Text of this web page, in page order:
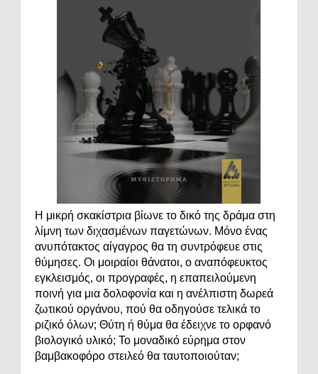
Η μικρή σκακίστρια βίωνε το δικό της δράμα στη
λίμνη των διχασμένων παγετώνων. Μόνο ένας
ανυπότακτος αίγαγρος θα τη συντρόφευε στις
θύμησες. Οι μοιραίοι θάνατοι, ο αναπόφευκτος
εγκλεισμός, οι προγραφές, η επαπειλούμενη
ποινή για μια δολοφονία και η ανέλπιστη δωρεά
ζωτικού οργάνου, πού θα οδηγούσε τελικά το
ριζικό όλων; Θύτη ή θύμα θα έδειχνε το ορφανό
βιολογικό υλικό; Το μοναδικό εύρημα στον
βαμβακοφόρο στειλεό θα ταυτοποιούταν;